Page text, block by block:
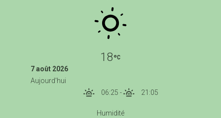
18
7 août 2026
Aujourd'hui
06:25 - 21:05
Humidité